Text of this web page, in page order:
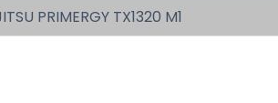
PRIMERGY TX1320 M1